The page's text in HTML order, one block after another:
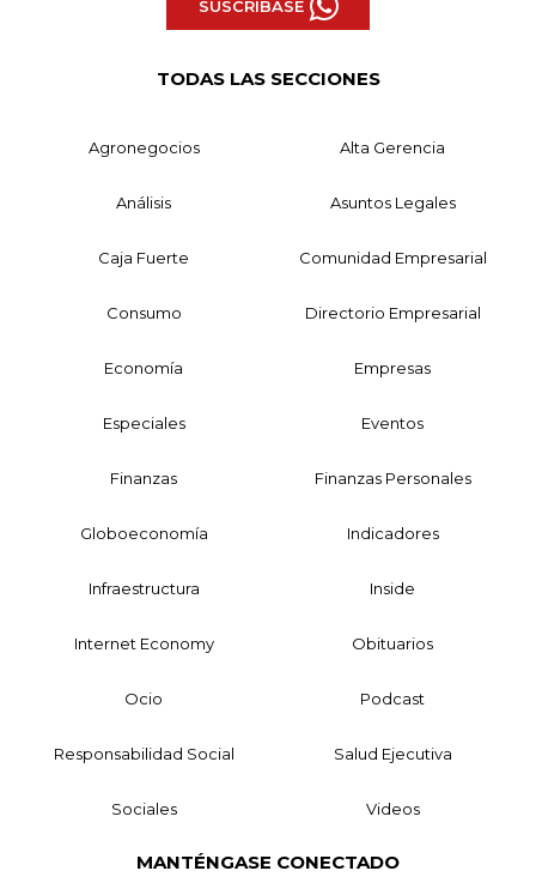
SUSCRÍBASE
TODAS LAS SECCIONES
Agronegocios Alta Gerencia
Análisis Asuntos Legales
Caja Fuerte Comunidad Empresarial
Consumo Directorio Empresarial
Economía Empresas
Especiales Eventos
Finanzas Finanzas Personales
Globoeconomía Indicadores
Infraestructura Inside
Internet Economy Obituarios
Ocio Podcast
Responsabilidad Social Salud Ejecutiva
Sociales Videos
MANTÉNGASE CONECTADO